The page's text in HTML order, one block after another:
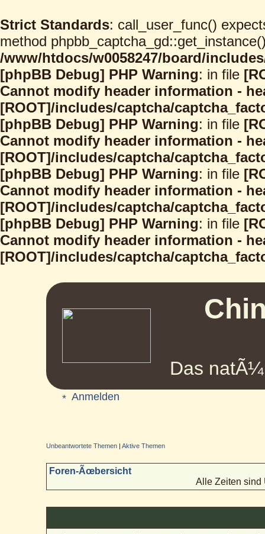
Strict Standards: call_user_func()
method
/www/htdocs/w0058247/board/
[phpBB Debug] PHP Warning: in file
Cannot modify header information -
[ROOT]/includes/captcha/
[phpBB Debug] PHP Warning: in file
Cannot modify header information -
[ROOT]/includes/captcha/
[phpBB Debug] PHP Warning: in file
Cannot modify header information -
[ROOT]/includes/captcha/
[phpBB Debug] PHP Warning: in file
Cannot modify header information -
[ROOT]/includes/captcha/
Das
Anmelden
Unbeantwortete Themen |Aktive Themen
Foren-Ãœbersicht
Alle Zeiten sind